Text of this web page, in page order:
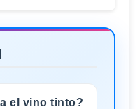
el vino tinto?